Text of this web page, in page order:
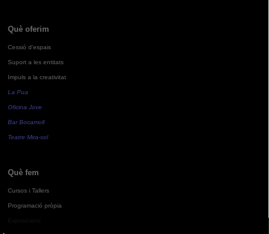
Què oferim
Cessió d'espais
Suport a les entitats
Impuls a la creativitat
La Pua
Oficina Jove
Bar Bocamoll
Teatre Mira-sol
Què fem
Cursos i Tallers
Programació pròpia